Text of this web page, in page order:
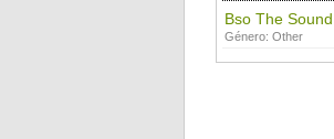
Bso The
Género: Other